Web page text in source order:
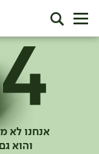
אנחנו לא
והוא